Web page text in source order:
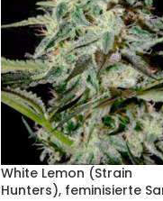
White Lemon (Strain
Hunters), feminisierte